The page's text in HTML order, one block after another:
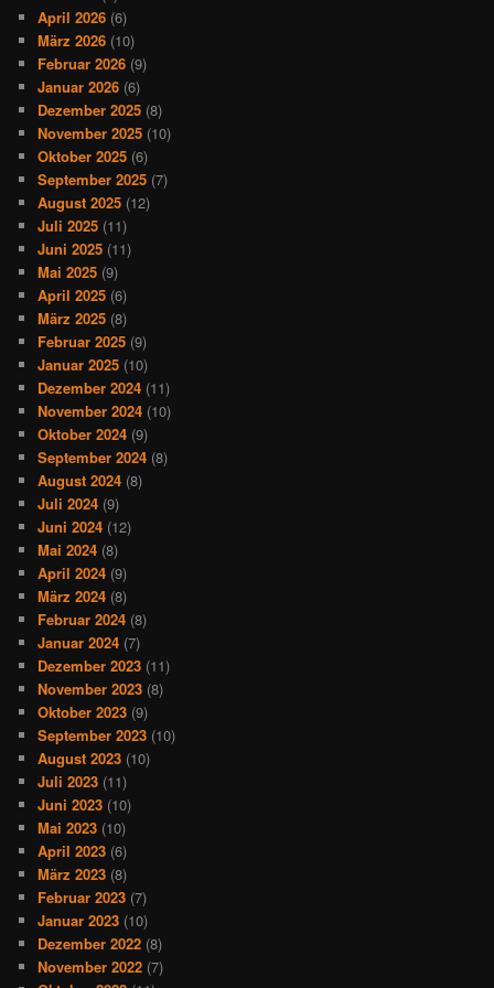
April 2026 (6)
März 2026 (10)
Februar 2026 (9)
Januar 2026 (6)
Dezember 2025 (8)
November 2025 (10)
Oktober 2025 (6)
September 2025 (7)
August 2025 (12)
Juli 2025 (11)
Juni 2025 (11)
Mai 2025 (9)
April 2025 (6)
März 2025 (8)
Februar 2025 (9)
Januar 2025 (10)
Dezember 2024 (11)
November 2024 (10)
Oktober 2024 (9)
September 2024 (8)
August 2024 (8)
Juli 2024 (9)
Juni 2024 (12)
Mai 2024 (8)
April 2024 (9)
März 2024 (8)
Februar 2024 (8)
Januar 2024 (7)
Dezember 2023 (11)
November 2023 (8)
Oktober 2023 (9)
September 2023 (10)
August 2023 (10)
Juli 2023 (11)
Juni 2023 (10)
Mai 2023 (10)
April 2023 (6)
März 2023 (8)
Februar 2023 (7)
Januar 2023 (10)
Dezember 2022 (8)
November 2022 (7)